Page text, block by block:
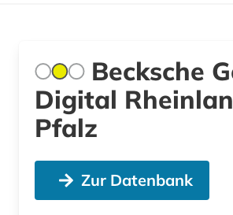
Becksche
Digital
Pfalz
Zur Datenbank